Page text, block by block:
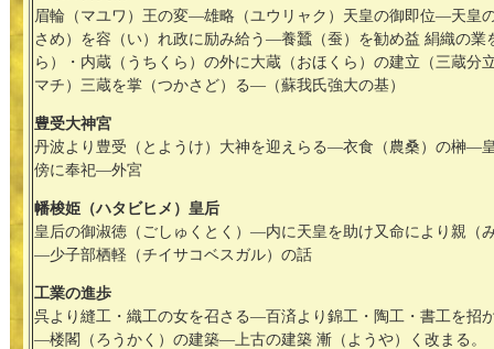
眉輪（マユワ）王の変―雄略（ユウリャク）天皇の御即位―天皇
さめ）を容（い）れ政に励み給う―養蠶（蚕）を勧め益 絹織の
ら）・内蔵（うちくら）の外に大蔵（おほくら）の建立（三蔵分
マチ）三蔵を掌（つかさど）る―（蘇我氏強大の基）
豊受大神宮
丹波より豊受（とようけ）大神を迎えらる―衣食（農桑）の榊―
傍に奉祀―外宮
幡梭姫（ハタビヒメ）皇后
皇后の御淑徳（ごしゅくとく）―内に天皇を助け又命により親（
―少子部栖軽（チイサコベスガル）の話
工業の進歩
呉より縫工・織工の女を召さる―百済より錦工・陶工・書工を招
―楼閣（ろうかく）の建築―上古の建築 漸（ようや）く改まる。